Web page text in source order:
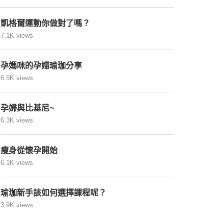
凱格爾運動你做對了嗎？
7.1K views
孕媽咪的孕婦瑜珈分享
6.5K views
孕婦與比基尼~
6.3K views
瘦身從懷孕開始
6.1K views
瑜珈新手該如何選擇課程呢？
3.9K views